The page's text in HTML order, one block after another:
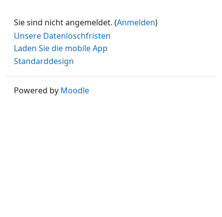
Sie sind nicht angemeldet. (Anmelden)
Unsere Datenlöschfristen
Laden Sie die mobile App
Standarddesign
Powered by Moodle